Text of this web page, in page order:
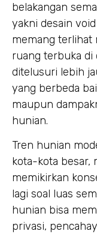
belakangan
yakni desain
memang terlihat
ruang terbuka di
ditelusuri lebih
yang berbeda
maupun
hunian.
Tren hunian
kota-kota besar,
memikirkan
lagi soal luas
hunian bisa
privasi,